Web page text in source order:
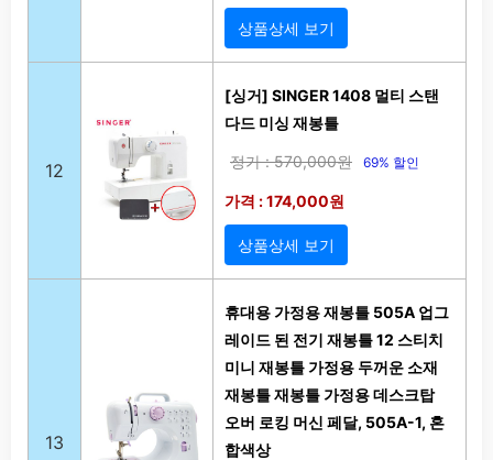
상품상세 보기
12
[싱거] SINGER 1408 멀티 스탠
다드 미싱 재봉틀
정가 : 570,000원 69% 할인
가격 : 174,000원
상품상세 보기
13
휴대용 가정용 재봉틀 505A 업그
레이드 된 전기 재봉틀 12 스티치
미니 재봉틀 가정용 두꺼운 소재
재봉틀 재봉틀 가정용 데스크탑
오버 로킹 머신 페달, 505A-1, 혼
합색상